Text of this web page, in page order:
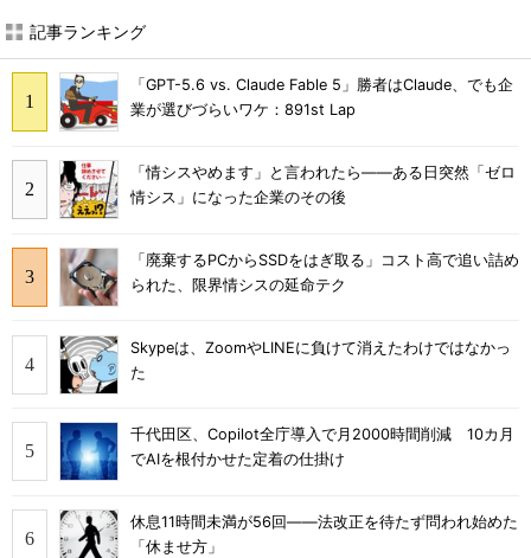
記事ランキング
「GPT-5.6 vs. Claude Fable 5」勝者はClaude、でも企
業が選びづらいワケ：891st Lap
「情シスやめます」と言われたら――ある日突然「ゼロ
情シス」になった企業のその後
「廃棄するPCからSSDをはぎ取る」コスト高で追い詰め
られた、限界情シスの延命テク
Skypeは、ZoomやLINEに負けて消えたわけではなかっ
た
千代田区、Copilot全庁導入で月2000時間削減 10カ月
でAIを根付かせた定着の仕掛け
休息11時間未満が56回――法改正を待たず問われ始めた
「休ませ方」